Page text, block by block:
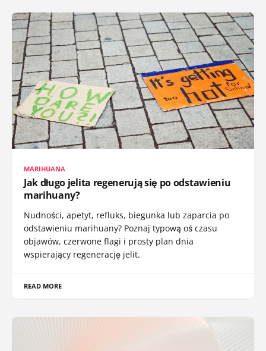
MARIHUANA
Jak długo jelita regenerują się po odstawieniu
marihuany?
Nudności, apetyt, refluks, biegunka lub zaparcia po
odstawieniu marihuany? Poznaj typową oś czasu
objawów, czerwone flagi i prosty plan dnia
wspierający regenerację jelit.
READ MORE